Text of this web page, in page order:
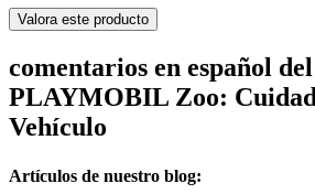
Valora este producto
comentarios en español
PLAYMOBIL Zoo:
Vehículo
Artículos de nuestro blog: